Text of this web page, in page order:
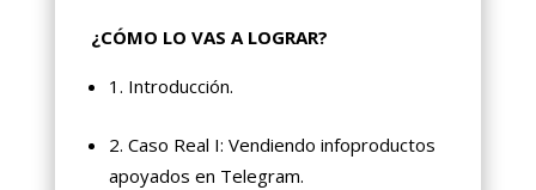
¿CÓMO LO VAS A LOGRAR?
1. Introducción.
2. Caso Real I: Vendiendo infoproductos
apoyados en Telegram.